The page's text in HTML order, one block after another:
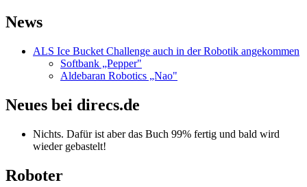
News
ALS Ice Bucket Challenge auch in der Robotik angekommen
Softbank „Pepper"
Aldebaran Robotics „Nao"
Neues bei direcs.de
Nichts. Dafür ist aber das Buch 99% fertig und bald wird
wieder gebastelt!
Roboter